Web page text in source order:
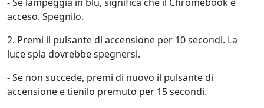
acceso. Spegnilo.
2. Premi il pulsante di accensione per 10 secondi. La
luce spia dovrebbe spegnersi.
- Se non succede, premi di nuovo il pulsante di
accensione e tienilo premuto per 15 secondi.